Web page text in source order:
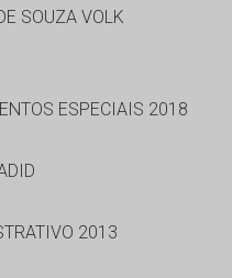
SOUZA VOLK
ESPECIAIS 2018
2013